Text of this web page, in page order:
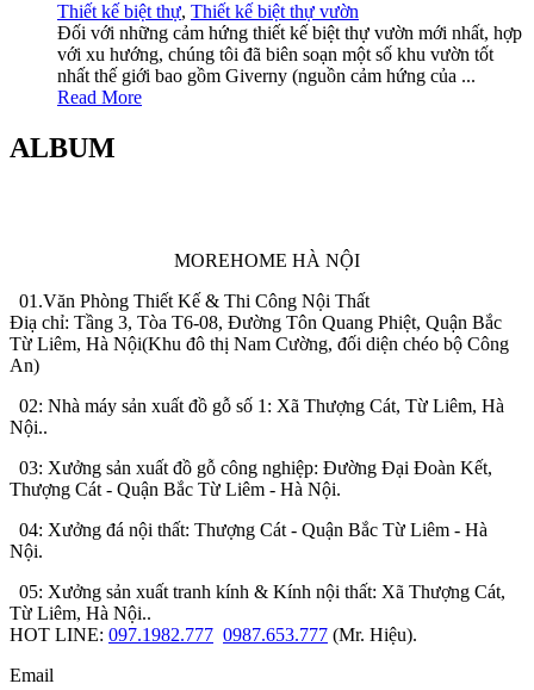
Thiết kế biệt thự, Thiết kế biệt thự vườn
Đối với những cảm hứng thiết kế biệt thự vườn mới nhất, hợp
với xu hướng, chúng tôi đã biên soạn một số khu vườn tốt
nhất thế giới bao gồm Giverny (nguồn cảm hứng của ...
Read More
ALBUM
MOREHOME HÀ NỘI
01.Văn Phòng Thiết Kế & Thi Công Nội Thất
Điạ chỉ: Tầng 3, Tòa T6-08, Đường Tôn Quang Phiệt, Quận Bắc
Từ Liêm, Hà Nội(Khu đô thị Nam Cường, đối diện chéo bộ Công
An)
02: Nhà máy sản xuất đồ gỗ số 1: Xã Thượng Cát, Từ Liêm, Hà
Nội..
03: Xưởng sản xuất đồ gỗ công nghiệp: Đường Đại Đoàn Kết,
Thượng Cát - Quận Bắc Từ Liêm - Hà Nội.
04: Xưởng đá nội thất: Thượng Cát - Quận Bắc Từ Liêm - Hà
Nội.
05: Xưởng sản xuất tranh kính & Kính nội thất: Xã Thượng Cát,
Từ Liêm, Hà Nội..
HOT LINE: 097.1982.777 0987.653.777 (Mr. Hiệu).
Email